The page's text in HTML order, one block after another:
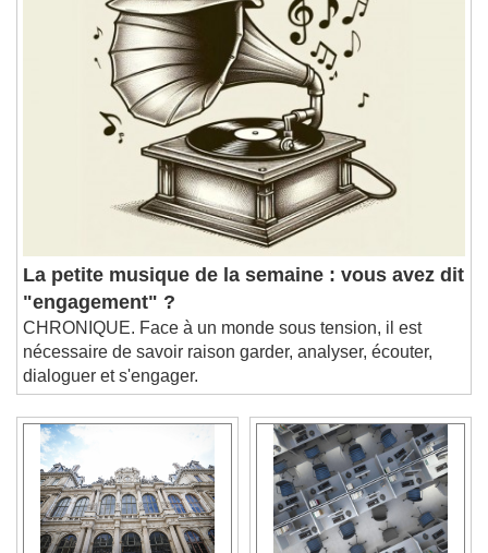
La petite musique de la semaine : vous avez dit
"engagement" ?
CHRONIQUE. Face à un monde sous tension, il est
nécessaire de savoir raison garder, analyser, écouter,
dialoguer et s'engager.